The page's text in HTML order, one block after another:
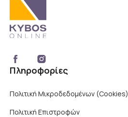
Πληροφορίες
Πολιτική Μικροδεδομένων (Cookies)
Πολιτική Επιστροφών